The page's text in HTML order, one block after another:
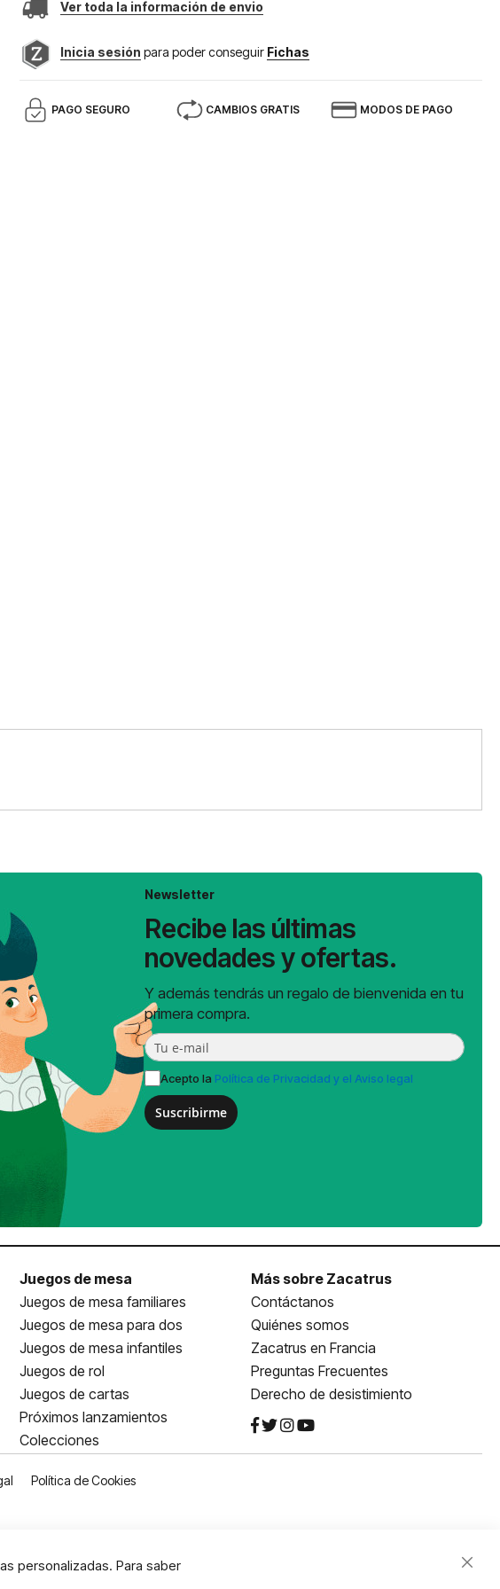
Ver toda la información de envio
Inicia sesión para poder conseguir Fichas
PAGO SEGURO CAMBIOS GRATIS MODOS DE PAGO
Newsletter
Recibe las últimas
novedades y ofertas.
Y además tendrás un regalo de bienvenida en tu
primera compra.
Acepto la Política de Privacidad y el Aviso legal
Suscribirme
Juegos de mesa
Juegos de mesa familiares
Juegos de mesa para dos
Juegos de mesa infantiles
Juegos de rol
Juegos de cartas
Próximos lanzamientos
Colecciones
Más sobre Zacatrus
Contáctanos
Quiénes somos
Zacatrus en Francia
Preguntas Frecuentes
Derecho de desistimiento
Política de Cookies
personalizadas. Para saber